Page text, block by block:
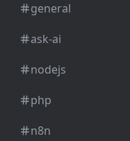
general
ask-ai
nodejs
php
n8n